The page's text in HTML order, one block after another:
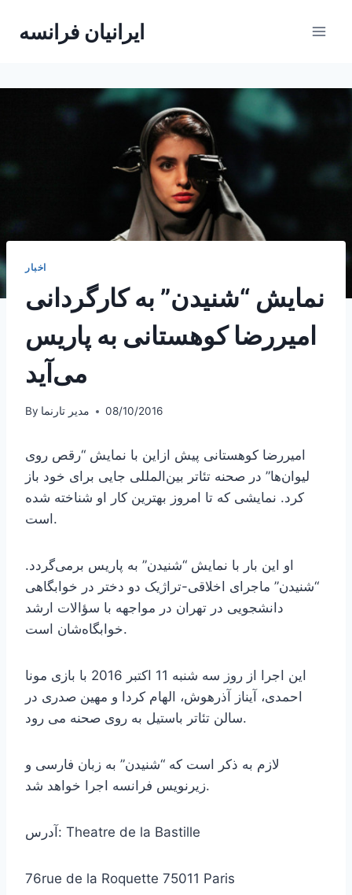
ایرانیان فرانسه
اخبار
نمایش “شنیدن” به کارگردانی
امیررضا کوهستانی به پاریس
می‌آید
By مدیر تارنما 08/10/2016
امیررضا کوهستانی پیش ازاین با نمایش “رقص روی
لیوان‌ها” در صحنه تئاتر بین‌المللی جایی برای خود باز
کرد. نمایشی که تا امروز بهترین کار او شناخته شده
است.
او این بار با نمایش “شنیدن” به پاریس برمی‌گردد.
“شنیدن” ماجرای اخلاقی-تراژیک دو دختر در خوابگاهی
دانشجویی در تهران در مواجهه با سؤالات ارشد
خوابگاه‌شان است.
این اجرا از روز سه شنبه 11 اکتبر 2016 با بازی مونا
احمدی، آیناز آذرهوش، الهام کردا و مهین صدری در
سالن تئاتر باستیل به روی صحنه می رود.
لازم به ذکر است که “شنیدن” به زبان فارسی و
زیرنویس فرانسه اجرا خواهد شد.
آدرس: Theatre de la Bastille
76rue de la Roquette 75011 Paris